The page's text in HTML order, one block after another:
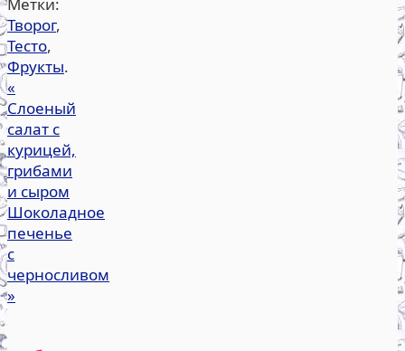
Творог,
Тесто,
Фрукты.
«
Слоеный
салат с
курицей,
грибами
и сыром
Шоколадное
печенье
с
черносливом
»